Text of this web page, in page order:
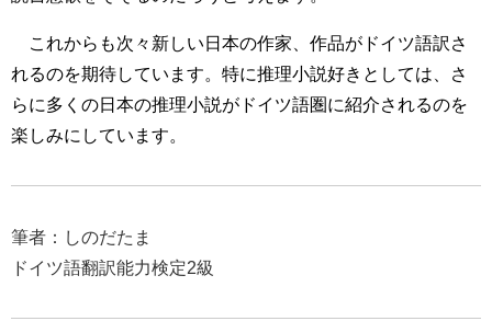
これからも次々新しい日本の作家、作品がドイツ語訳さ
れるのを期待しています。特に推理小説好きとしては、さ
らに多くの日本の推理小説がドイツ語圏に紹介されるのを
楽しみにしています。
筆者：しのだたま
ドイツ語翻訳能力検定2級